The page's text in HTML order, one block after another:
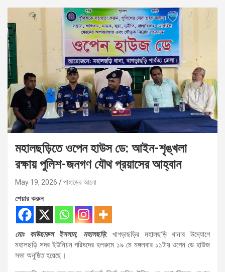
মহালছড়িতে ওপেন হাউস ডে: আইন-শৃঙ্খলা
রক্ষায় পুলিশ-জনগণ যৌথ প্রয়াসের আহ্বান
May 19, 2026 পাহাড়ের আলো
শেয়ার করুন
মোঃ কাউছারুল ইসলাম, মহালছড়ি:খাগড়াছড়ির মহালছড়ি থানার উদ্যোগে
মহালছড়ি সদর ইউনিয়ন পরিষদের হলরুমে ১৯ মে মঙ্গলবার ১১টায় ওপেন ডে হাউজ
সভা অনুষ্ঠিত হয়েছে।